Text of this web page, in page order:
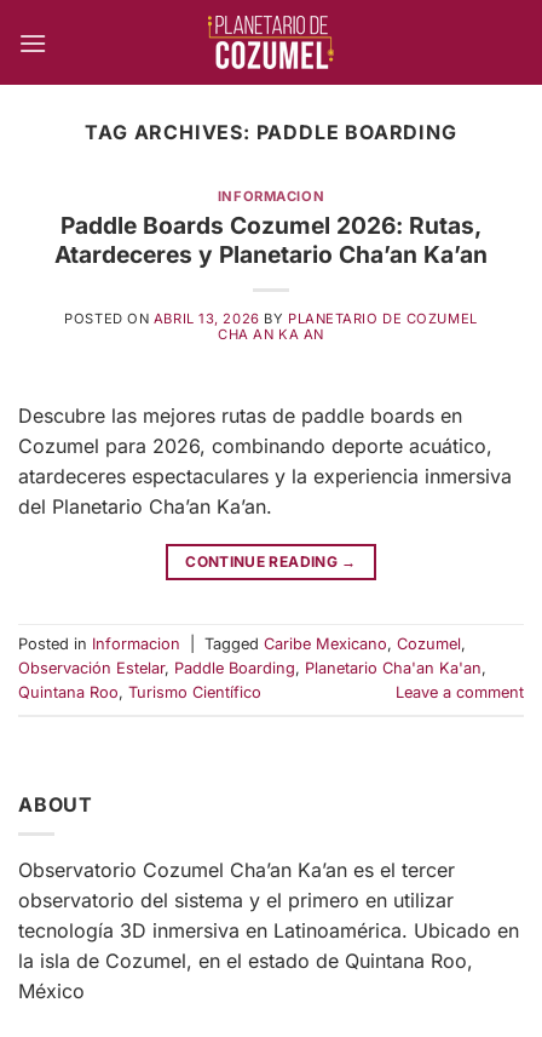
TAG ARCHIVES: PADDLE BOARDING
INFORMACION
Paddle Boards Cozumel 2026: Rutas,
Atardeceres y Planetario Cha’an Ka’an
POSTED ON ABRIL 13, 2026 BY PLANETARIO DE COZUMEL
CHA AN KA AN
Descubre las mejores rutas de paddle boards en
Cozumel para 2026, combinando deporte acuático,
atardeceres espectaculares y la experiencia inmersiva
del Planetario Cha’an Ka’an.
CONTINUE READING →
Posted in Informacion Tagged Caribe Mexicano, Cozumel,
Observación Estelar, Paddle Boarding, Planetario Cha'an Ka'an,
Quintana Roo, Turismo Científico Leave a comment
ABOUT
Observatorio Cozumel Cha’an Ka’an es el tercer
observatorio del sistema y el primero en utilizar
tecnología 3D inmersiva en Latinoamérica. Ubicado en
la isla de Cozumel, en el estado de Quintana Roo,
México